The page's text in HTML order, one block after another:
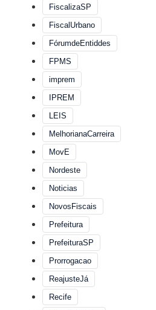
FiscalizaSP
FiscalUrbano
FórumdeEntiddes
FPMS
imprem
IPREM
LEIS
MelhorianaCarreira
MovE
Nordeste
Noticias
NovosFiscais
Prefeitura
PrefeituraSP
Prorrogacao
ReajusteJá
Recife